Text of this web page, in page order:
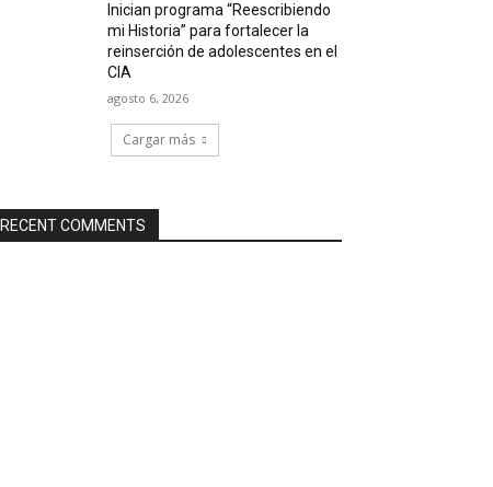
Inician programa “Reescribiendo
mi Historia” para fortalecer la
reinserción de adolescentes en el
CIA
agosto 6, 2026
Cargar más
RECENT COMMENTS